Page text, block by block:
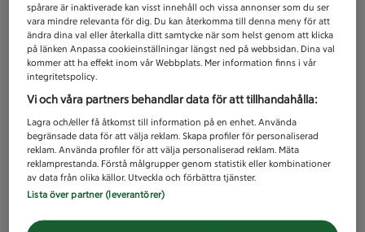
spårare är inaktiverade kan visst innehåll och vissa annonser som du ser
vara mindre relevanta för dig. Du kan återkomma till denna meny för att
ändra dina val eller återkalla ditt samtycke när som helst genom att klicka
på länken Anpassa cookieinställningar längst ned på webbsidan. Dina val
kommer att ha effekt inom vår Webbplats. Mer information finns i vår
integritetspolicy.
Vi och våra partners behandlar data för att tillhandahålla:
Lagra och/eller få åtkomst till information på en enhet. Använda
begränsade data för att välja reklam. Skapa profiler för personaliserad
reklam. Använda profiler för att välja personaliserad reklam. Mäta
reklamprestanda. Förstå målgrupper genom statistik eller kombinationer
av data från olika källor. Utveckla och förbättra tjänster.
Lista över partner (leverantörer)